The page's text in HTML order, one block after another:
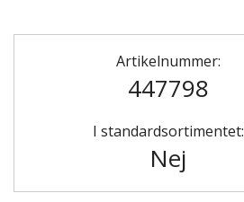
Artikelnummer:
447798
I standardsortimentet:
Nej